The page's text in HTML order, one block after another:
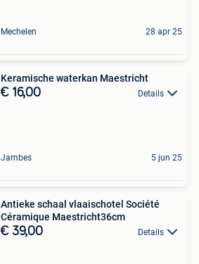
Mechelen 28 apr 25
Keramische waterkan Maestricht
€ 16,00 Details
Jambes 5 jun 25
Antieke schaal vlaaischotel Société
Céramique Maestricht36cm
€ 39,00 Details